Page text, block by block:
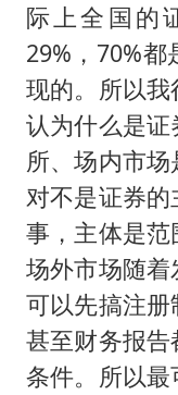
际上全国的
29%，70%
现的。所以
认为什么是
所、场内市
对不是证券
事，主体是范
场外市场随
可以先搞注
甚至财务报
条件。所以